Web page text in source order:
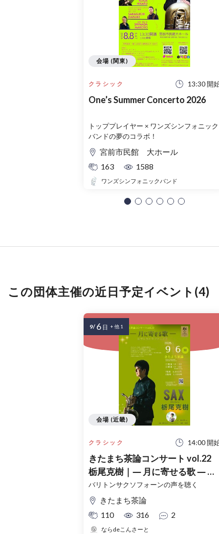
クラシック 13:30 開
One’s Summer Concerto 2026
トッププレイヤー × ワンズシンフォニック
バンドの夢のコラボ！
宮前市民館 大ホール
163
1588
ワンズシンフォニックバンド
会場 (関東)
この団体主催の近日予定イベント(4)
クラシック 14:00 開
きたまち茶論コンサート vol.22
栃尾克樹｜― 月に寄せる歌 ― ル
サルカとラフマニノフ
バリトンサクソフォーンの声を聴く
きたまち茶論
110
316 2
ならdeこんさーと
会場 (近畿)
9/ 6 日 + 他 1